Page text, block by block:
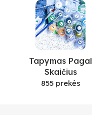
Tapymas Pagal
Skaičius
855 prekės